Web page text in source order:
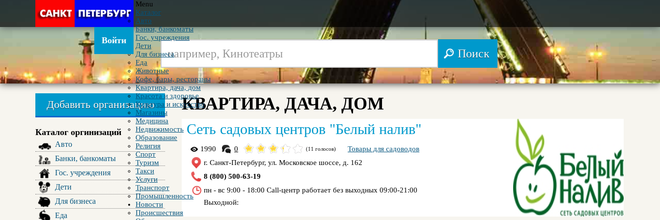
Menu
Каталог
Авто
Банки, банкоматы
Гос. учреждения
Дети
Для бизнеса
Еда
Животные
Кофе, бары, рестораны
Квартира, дача, дом
Красота и здоровье
Культура и искусство
Магазины
Медицина
Недвижимость
Образование
Религия
Спорт
Туризм
Такси
Услуги
Транспорт
Промышленность
Новости
Происшествия
Войти
Добавить организацию
Каталог оргинизаций
Авто
Банки, банкоматы
Гос. учреждения
Дети
Для бизнеса
Еда
КВАРТИРА, ДАЧА, ДОМ
Сеть садовых центров "Белый налив"
1990 0 (11 голосов)
Товары для садоводов
г. Санкт-Петербург, ул. Московское шоссе, д. 162
8 (800) 500-63-19
пн - вс 9:00 - 18:00 Call-центр работает без выходных 09:00-21:00
Выходной: